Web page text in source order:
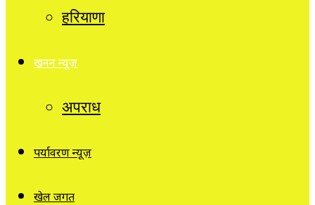
हरियाणा
खनन न्यूज़
अपराध
पर्यावरण न्यूज़
खेल जगत